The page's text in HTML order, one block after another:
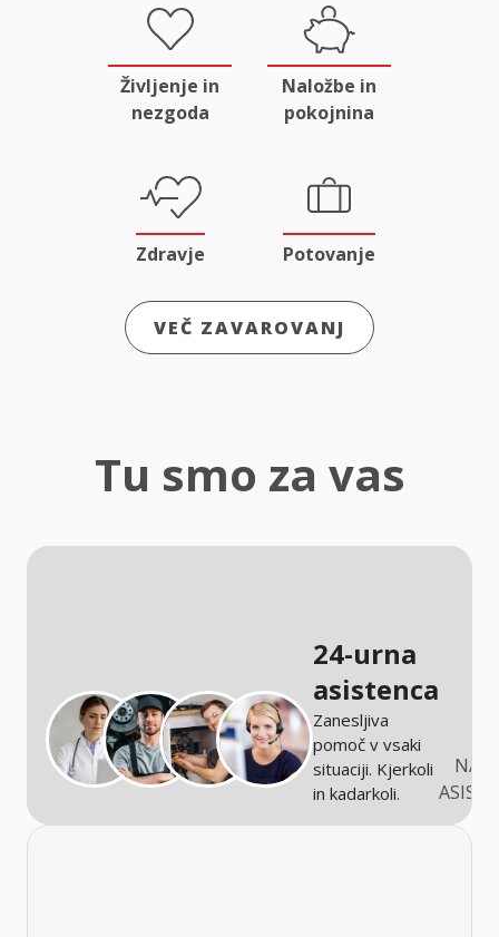
Življenje in
nezgoda
Naložbe in
pokojnina
Zdravje Potovanje
VEČ ZAVAROVANJ
Tu smo za vas
24-urna
asistenca
Zanesljiva
pomoč v vsaki
situaciji. Kjerkoli
in kadarkoli.